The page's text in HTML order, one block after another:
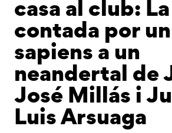
casa al club:
contada por un
sapiens a un
neandertal de
José Millás i
Luis Arsuaga